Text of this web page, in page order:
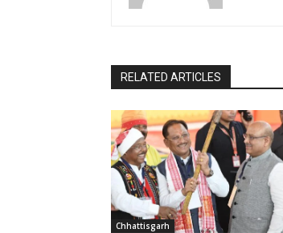
RELATED ARTICLES
Chhattisgarh